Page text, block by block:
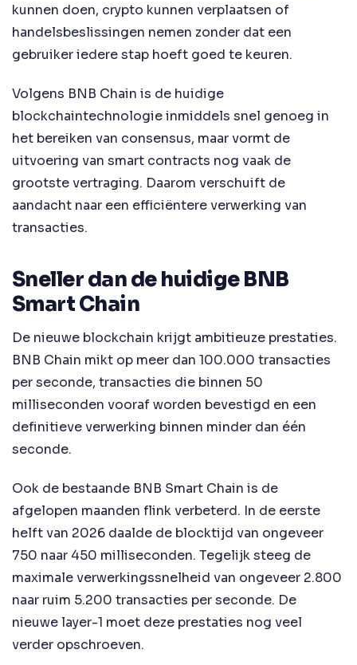
kunnen doen, crypto kunnen verplaatsen of
handelsbeslissingen nemen zonder dat een
gebruiker iedere stap hoeft goed te keuren.
Volgens BNB Chain is de huidige
blockchaintechnologie inmiddels snel genoeg in
het bereiken van consensus, maar vormt de
uitvoering van smart contracts nog vaak de
grootste vertraging. Daarom verschuift de
aandacht naar een efficiëntere verwerking van
transacties.
Sneller dan de huidige BNB
Smart Chain
De nieuwe blockchain krijgt ambitieuze prestaties.
BNB Chain mikt op meer dan 100.000 transacties
per seconde, transacties die binnen 50
milliseconden vooraf worden bevestigd en een
definitieve verwerking binnen minder dan één
seconde.
Ook de bestaande BNB Smart Chain is de
afgelopen maanden flink verbeterd. In de eerste
helft van 2026 daalde de blocktijd van ongeveer
750 naar 450 milliseconden. Tegelijk steeg de
maximale verwerkingssnelheid van ongeveer 2.800
naar ruim 5.200 transacties per seconde. De
nieuwe layer-1 moet deze prestaties nog veel
verder opschroeven.